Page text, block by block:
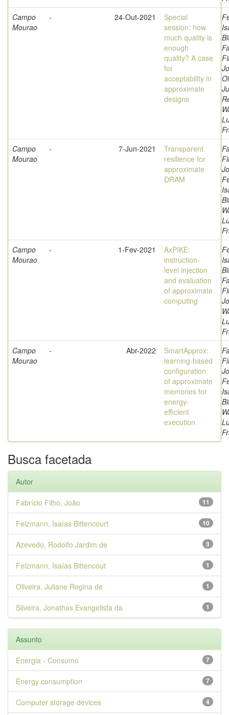
Campo
Mourao
- 24-Out-2021
Special
session: how
much quality is
enough
quality? A case
for
acceptability in
approximate
designs
Campo
Mourao
- 7-Jun-2021
Transparent
resilience for
approximate
DRAM
Campo
Mourao
- 1-Fev-2021
AxPIKE:
instruction-
level injection
and evaluation
of approximate
computing
Campo
Mourao
- Abr-2022
SmartApprox:
learning-based
configuration
of approximate
memories for
energy-
efficient
execution
Busca facetada
Autor
11
Fabrício Filho, João
10
Felzmann, Isaías Bittencourt
3
Azevedo, Rodolfo Jardim de
1
Felzmann, Isaías Bittencout
1
Oliveira, Juliane Regina de
1
Silveira, Jonathas Evangelista da
Assunto
7
Energia - Consumo
7
Energy consumption
4
Computer storage devices